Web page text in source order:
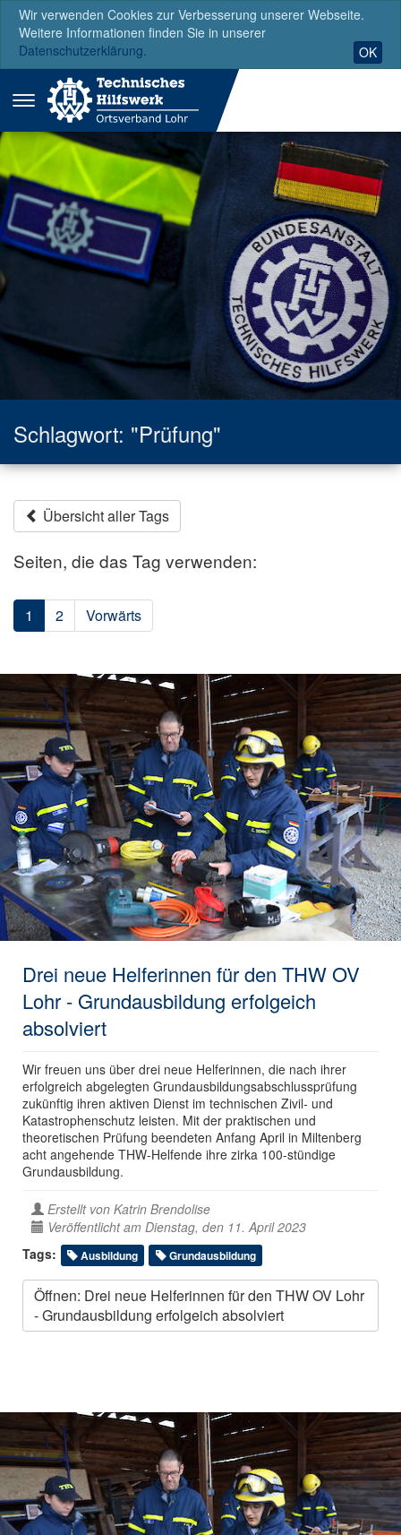
Wir verwenden Cookies zur Verbesserung unserer Webseite.
Weitere Informationen finden Sie in unserer
Datenschutzerklärung.
OK
Menü
ausklappen
Schlagwort: "Prüfung"
Übersicht aller Tags
Seiten, die das Tag verwenden:
1 2 Vorwärts
Drei neue Helferinnen für den THW OV
Lohr - Grundausbildung erfolgeich
absolviert
Wir freuen uns über drei neue Helferinnen, die nach ihrer
erfolgreich abgelegten Grundausbildungsabschlussprüfung
zukünftig ihren aktiven Dienst im technischen Zivil- und
Katastrophenschutz leisten. Mit der praktischen und
theoretischen Prüfung beendeten Anfang April in Miltenberg
acht angehende THW-Helfende ihre zirka 100-stündige
Grundausbildung.
Erstellt von Katrin Brendolise
Veröffentlicht am Dienstag, den 11. April 2023
Tags:
Ausbildung Grundausbildung
Öffnen: Drei neue Helferinnen für den THW OV Lohr
- Grundausbildung erfolgeich absolviert